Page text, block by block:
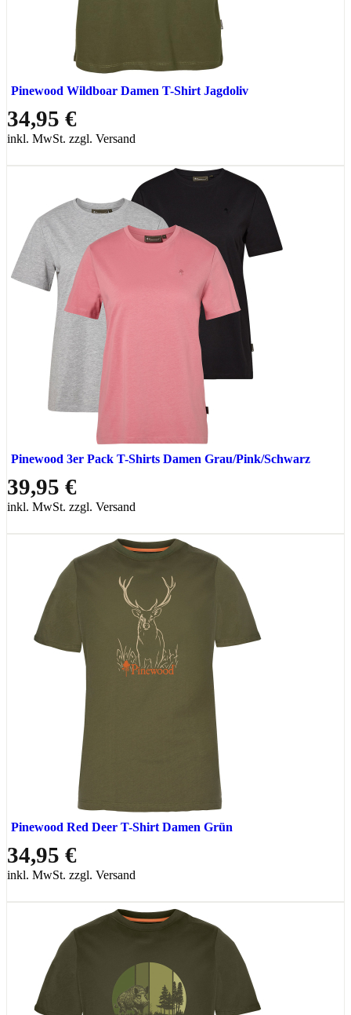
Pinewood Wildboar Damen T-Shirt Jagdoliv
34,95 €
inkl. MwSt. zzgl. Versand
Pinewood 3er Pack T-Shirts Damen Grau/Pink/Schwarz
39,95 €
inkl. MwSt. zzgl. Versand
Pinewood Red Deer T-Shirt Damen Grün
34,95 €
inkl. MwSt. zzgl. Versand